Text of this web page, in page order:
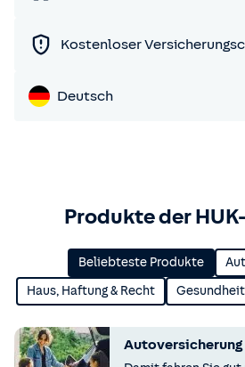
Kostenloser
Deutsch
Produkte der
Beliebteste Produkte
Haus, Haftung & Recht
Autoversicherung